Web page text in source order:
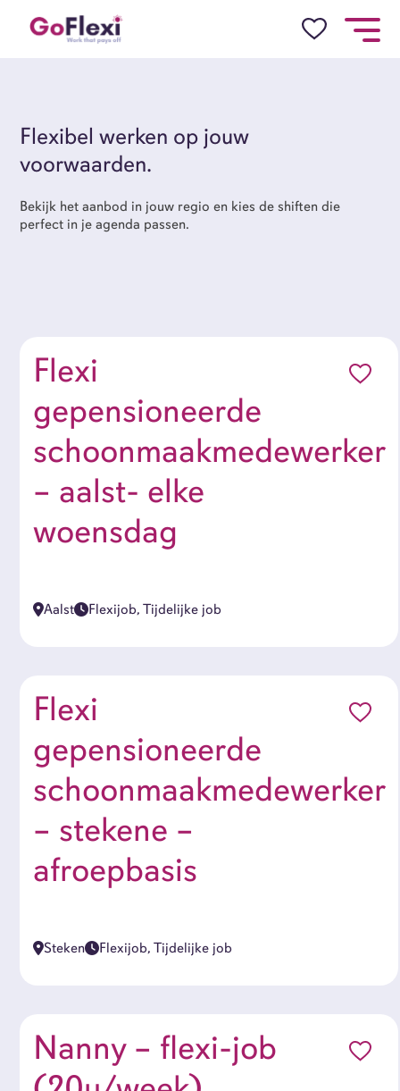
Flexibel werken op jouw
voorwaarden.
Bekijk het aanbod in jouw regio en kies de shiften die
perfect in je agenda passen.
Flexi
gepensioneerde
schoonmaakmedewerker
– aalst- elke
woensdag
Aalst Flexijob, Tijdelijke job
Flexi
gepensioneerde
schoonmaakmedewerker
– stekene –
afroepbasis
Steken Flexijob, Tijdelijke job
Nanny – flexi-job
Naam
E-mail
dienstverband
category